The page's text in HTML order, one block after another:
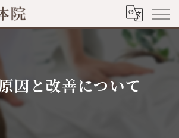
因と改善について